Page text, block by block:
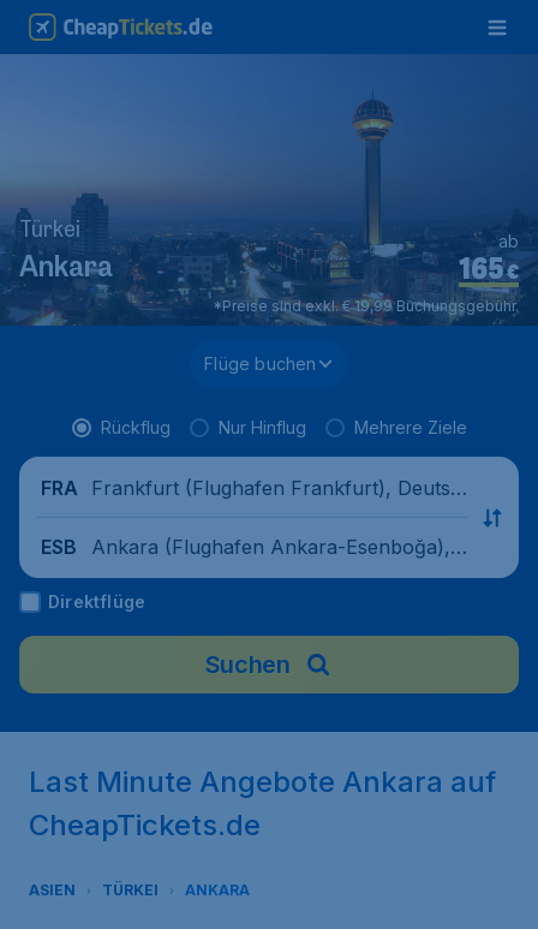
Türkei
Ankara €
165
ab
*Preise sind exkl. € 19,99 Buchungsgebühr.
Flüge buchen
Rückflug Nur Hinflug Mehrere Ziele
FRA
Frankfurt (Flughafen Frankfurt), Deutsc
ESB
Ankara (Flughafen Ankara-Esenboğa), T
ürkei
Direktflüge
Suchen
Last Minute Angebote Ankara auf
CheapTickets.de
ASIEN TÜRKEI ANKARA